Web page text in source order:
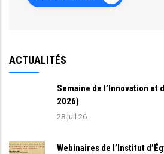
ACTUALITÉS
Semaine de l’Innovation et
2026)
28 juil 26
Webinaires de l’Institut